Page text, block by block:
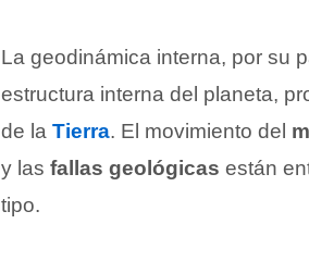
La geodinámica interna, por su
estructura interna del planeta,
de la Tierra. El movimiento del
y las fallas geológicas están
tipo.